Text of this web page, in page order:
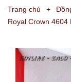
Trang chủ +
Royal Crown 4604